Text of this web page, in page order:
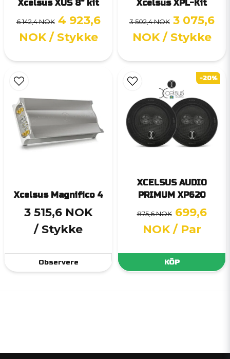
Xcelsus XUS 8" kit
6 142,4 NOK 4 923,6
NOK / Stykke
Xcelsus XPL-Kit
3 502,4 NOK 3 075,6
NOK / Stykke
Xcelsus Magnifico 4
3 515,6 NOK
/ Stykke
Observere
XCELSUS AUDIO
PRIMUM XP620
875,6 NOK 699,6
NOK / Par
KÖP
-20%